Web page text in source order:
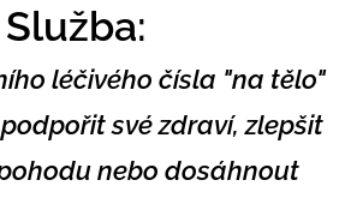
Služba:
léčivého čísla "na tělo"
své zdraví, zlepšit
nebo dosáhnout